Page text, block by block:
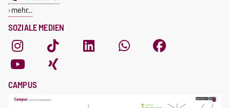
SOZIALE MEDIEN
mehr…
CAMPUS